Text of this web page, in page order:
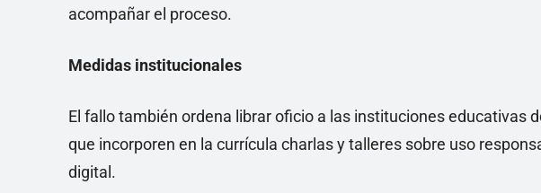
acompañar el proceso.
Medidas institucionales
El fallo también ordena librar oficio a las instituciones educativas
que incorporen en la currícula charlas y talleres sobre uso
digital.